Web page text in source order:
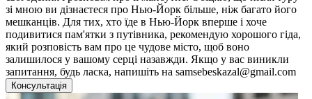
зі мною ви дізнаєтеся про Нью-Йорк більше, ніж багато його
мешканців. Для тих, хто їде в Нью-Йорк вперше і хоче
подивитися пам'ятки з путівника, рекомендую хорошого гіда,
який розповість вам про це чудове місто, щоб воно
залишилося у вашому серці назавжди. Якщо у вас виникли
запитання, будь ласка, напишіть на samsebeskazal@gmail.com
Консультація